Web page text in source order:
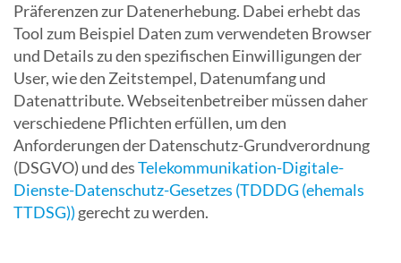
Präferenzen zur Datenerhebung. Dabei erhebt das
Tool zum Beispiel Daten zum verwendeten Browser
und Details zu den spezifischen Einwilligungen der
User, wie den Zeitstempel, Datenumfang und
Datenattribute. Webseitenbetreiber müssen daher
verschiedene Pflichten erfüllen, um den
Anforderungen der Datenschutz-Grundverordnung
(DSGVO) und desTelekommunikation-Digitale-
Dienste-Datenschutz-Gesetzes (TDDDG (ehemals
TTDSG)) gerecht zu werden.